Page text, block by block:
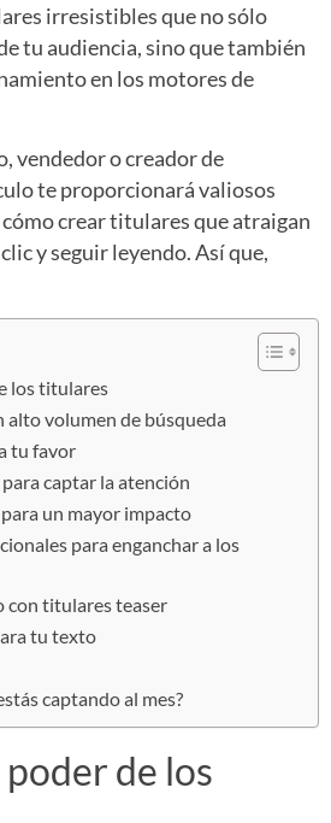
irresistibles que no sólo
tu audiencia, sino que también
en los motores de
vendedor o creador de
te proporcionará valiosos
crear titulares que atraigan
y seguir leyendo. Así que,
los titulares
alto volumen de búsqueda
tu favor
captar la atención
un mayor impacto
para enganchar a los
con titulares teaser
tu texto
captando al mes?
de los